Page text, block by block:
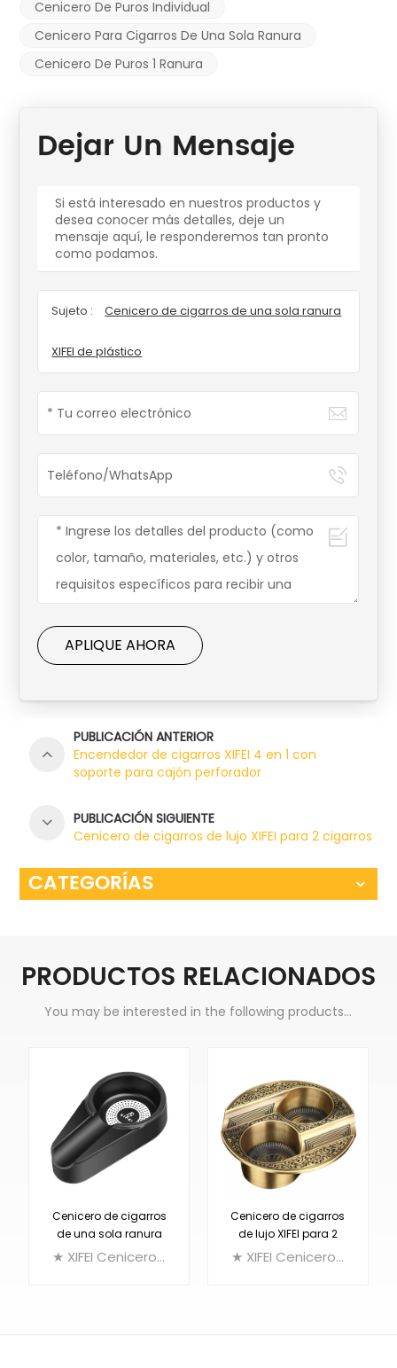
Cenicero De Puros Individual
Cenicero Para Cigarros De Una Sola Ranura
Cenicero De Puros 1 Ranura
Dejar Un Mensaje
Si está interesado en nuestros productos y
desea conocer más detalles, deje un
mensaje aquí, le responderemos tan pronto
como podamos.
Sujeto : Cenicero de cigarros de una sola ranura
XIFEI de plástico
APLIQUE AHORA
PUBLICACIÓN ANTERIOR
Encendedor de cigarros XIFEI 4 en 1 con
soporte para cajón perforador
PUBLICACIÓN SIGUIENTE
Cenicero de cigarros de lujo XIFEI para 2 cigarros
CATEGORÍAS
PRODUCTOS RELACIONADOS
You may be interested in the following products...
Cenicero de cigarros
de una sola ranura
XIFEI de plástico ★ XIFEI Cenicero ligero para puros, Cenicero doméstico de melamina para puros Diseño de una sola ranura
Cenicero de cigarros
de lujo XIFEI para 2
cigarros
★ XIFEI Cenicero ligero para puros, Cenicero doméstico de melamina para puros Diseño de una sola ranura